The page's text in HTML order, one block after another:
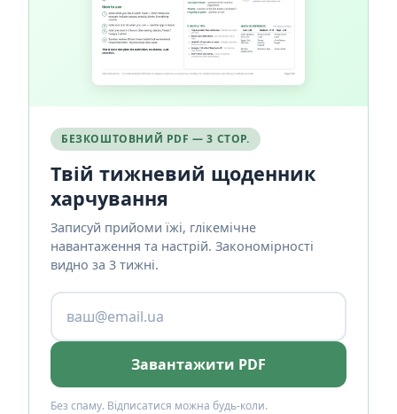
БЕЗКОШТОВНИЙ PDF — 3 СТОР.
Твій тижневий щоденник
харчування
Записуй прийоми їжі, глікемічне
навантаження та настрій. Закономірності
видно за 3 тижні.
Завантажити PDF
Без спаму. Відписатися можна будь-коли.